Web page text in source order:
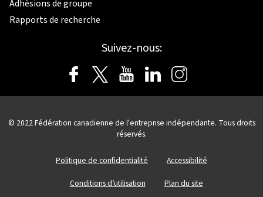
Adhésions de groupe
Rapports de recherche
Suivez-nous:
© 2022 Fédération canadienne de l'entreprise indépendante. Tous droits
réservés.
Politique de confidentialité Accessibilité
Conditions d’utilisation Plan du site